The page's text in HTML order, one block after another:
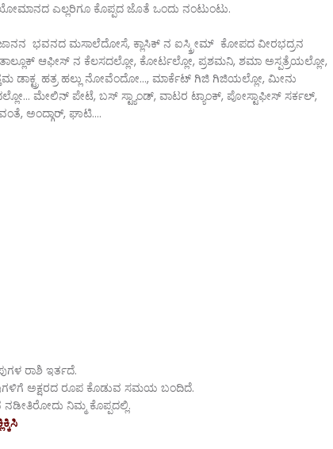
ಎಲ್ಲರಿಗೂ ಕೊಪ್ಪದ ಜೊತೆ ಒಂದು ನಂಟುಂಟು.
ಭವನದ ಮಸಾಲೆದೋಸೆ, ಕ್ಲಾಸಿಕ್ ನ ಐಸ್ಕ್ರೀಮ್ ಕೋಪದ ವೀರಭದ್ರನ
ಆಫೀಸ್ ನ ಕೆಲಸದಲ್ಲೋ, ಕೋರ್ಟಲ್ಲೋ, ಪ್ರಶಮನಿ, ಶಮಾ ಅಸ್ಪತ್ರೆಯಲ್ಲೋ,
ಡಾಕ್ಟ್ರ ಹತ್ರ ಹಲ್ಲು ನೋವೆಂದೋ..., ಮಾರ್ಕೆಟ್ ಗಿಜಿ ಗಿಜಿಯಲ್ಲೋ, ಮೀನು
ಮೇಲಿನ್ ಪೇಟೆ, ಬಸ್ ಸ್ಟ್ಯಾಂಡ್, ವಾಟರ ಟ್ಯಾಂಕ್, ಪೋಸ್ಟಾಫೀಸ್ ಸರ್ಕಲ್,
ಅಂದ್ಗಾರ್, ಘಾಟಿ....
ರಾಶಿ ಇರ್ತದೆ.
ಅಕ್ಷರದ ರೂಪ ಕೊಡುವ ಸಮಯ ಬಂದಿದೆ.
ನಿಮ್ಮ ಕೊಪ್ಪದಲ್ಲಿ.